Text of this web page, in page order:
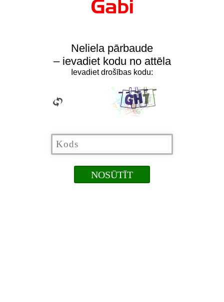
Neliela pārbaude
– ievadiet kodu no attēla
Ievadiet drošības kodu: